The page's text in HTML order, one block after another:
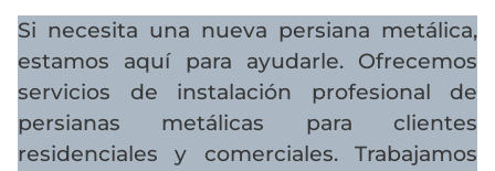
Si necesita una nueva persiana metálica,
estamos aquí para ayudarle. Ofrecemos
servicios de instalación profesional de
persianas metálicas para clientes
residenciales y comerciales. Trabajamos